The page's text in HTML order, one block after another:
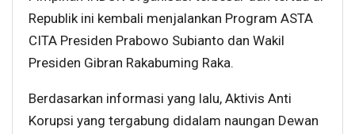
Republik ini kembali menjalankan Program ASTA
CITA Presiden Prabowo Subianto dan Wakil
Presiden Gibran Rakabuming Raka.
Berdasarkan informasi yang lalu, Aktivis Anti
Korupsi yang tergabung didalam naungan Dewan